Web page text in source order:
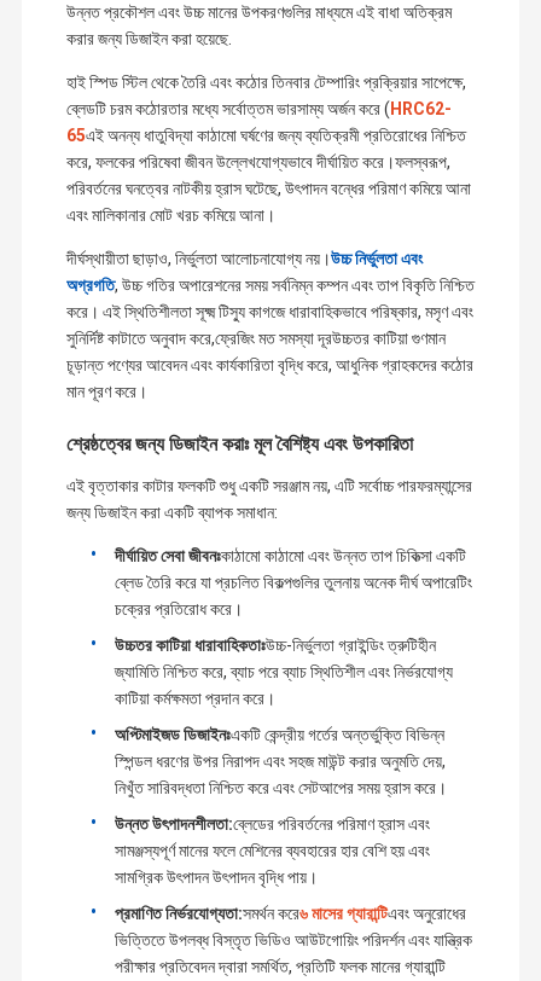
উন্নত প্রকৌশল এবং উচ্চ মানের উপকরণগুলির মাধ্যমে এই বাধা অতিক্রম
করার জন্য ডিজাইন করা হয়েছে.
হাই স্পিড স্টিল থেকে তৈরি এবং কঠোর তিনবার টেম্পারিং প্রক্রিয়ার সাপেক্ষে,
ব্লেডটি চরম কঠোরতার মধ্যে সর্বোত্তম ভারসাম্য অর্জন করে (HRC62-
65এই অনন্য ধাতুবিদ্যা কাঠামো ঘর্ষণের জন্য ব্যতিক্রমী প্রতিরোধের নিশ্চিত
করে, ফলকের পরিষেবা জীবন উল্লেখযোগ্যভাবে দীর্ঘায়িত করে।ফলস্বরূপ,
পরিবর্তনের ঘনত্বের নাটকীয় হ্রাস ঘটেছে, উৎপাদন বন্ধের পরিমাণ কমিয়ে আনা
এবং মালিকানার মোট খরচ কমিয়ে আনা।
দীর্ঘস্থায়ীতা ছাড়াও, নির্ভুলতা আলোচনাযোগ্য নয়।উচ্চ নির্ভুলতা এবং
অগ্রগতি, উচ্চ গতির অপারেশনের সময় সর্বনিম্ন কম্পন এবং তাপ বিকৃতি নিশ্চিত
করে। এই স্থিতিশীলতা সূক্ষ্ম টিস্যু কাগজে ধারাবাহিকভাবে পরিষ্কার, মসৃণ এবং
সুনির্দিষ্ট কাটাতে অনুবাদ করে,ফ্রেজিং মত সমস্যা দূরউচ্চতর কাটিয়া গুণমান
চূড়ান্ত পণ্যের আবেদন এবং কার্যকারিতা বৃদ্ধি করে, আধুনিক গ্রাহকদের কঠোর
মান পূরণ করে।
শ্রেষ্ঠত্বের জন্য ডিজাইন করাঃ মূল বৈশিষ্ট্য এবং উপকারিতা
এই বৃত্তাকার কাটার ফলকটি শুধু একটি সরঞ্জাম নয়, এটি সর্বোচ্চ পারফরম্যান্সের
জন্য ডিজাইন করা একটি ব্যাপক সমাধান:
দীর্ঘায়িত সেবা জীবনঃকাঠামো কাঠামো এবং উন্নত তাপ চিকিত্সা একটি
ব্লেড তৈরি করে যা প্রচলিত বিকল্পগুলির তুলনায় অনেক দীর্ঘ অপারেটিং
চক্রের প্রতিরোধ করে।
উচ্চতর কাটিয়া ধারাবাহিকতাঃউচ্চ-নির্ভুলতা গ্রাইন্ডিং ত্রুটিহীন
জ্যামিতি নিশ্চিত করে, ব্যাচ পরে ব্যাচ স্থিতিশীল এবং নির্ভরযোগ্য
কাটিয়া কর্মক্ষমতা প্রদান করে।
অপ্টিমাইজড ডিজাইনঃএকটি কেন্দ্রীয় গর্তের অন্তর্ভুক্তি বিভিন্ন
স্পিন্ডল ধরণের উপর নিরাপদ এবং সহজ মাউন্ট করার অনুমতি দেয়,
নিখুঁত সারিবদ্ধতা নিশ্চিত করে এবং সেটআপের সময় হ্রাস করে।
উন্নত উৎপাদনশীলতা:ব্লেডের পরিবর্তনের পরিমাণ হ্রাস এবং
সামঞ্জস্যপূর্ণ মানের ফলে মেশিনের ব্যবহারের হার বেশি হয় এবং
সামগ্রিক উৎপাদন উৎপাদন বৃদ্ধি পায়।
প্রমাণিত নির্ভরযোগ্যতা:সমর্থন করে৬ মাসের গ্যারান্টিএবং অনুরোধের
ভিত্তিতে উপলব্ধ বিস্তৃত ভিডিও আউটগোয়িং পরিদর্শন এবং যান্ত্রিক
পরীক্ষার প্রতিবেদন দ্বারা সমর্থিত, প্রতিটি ফলক মানের গ্যারান্টি